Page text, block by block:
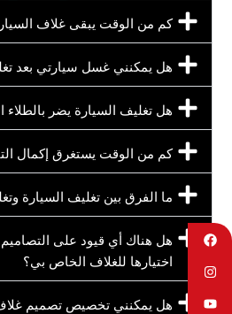
‏كم من الوقت يبقى غلاف
‏هل يمكنني غسل سيارتي بعد
‏هل تغليف السيارة يضر بالطلاء
‏كم من الوقت يستغرق إكمال
‏ما الفرق بين تغليف السيارة
‏هل هناك أي قيود على التصاميم
اختيارها للغلاف الخاص بي؟‏
‏هل يمكنني تخصيص تصميم